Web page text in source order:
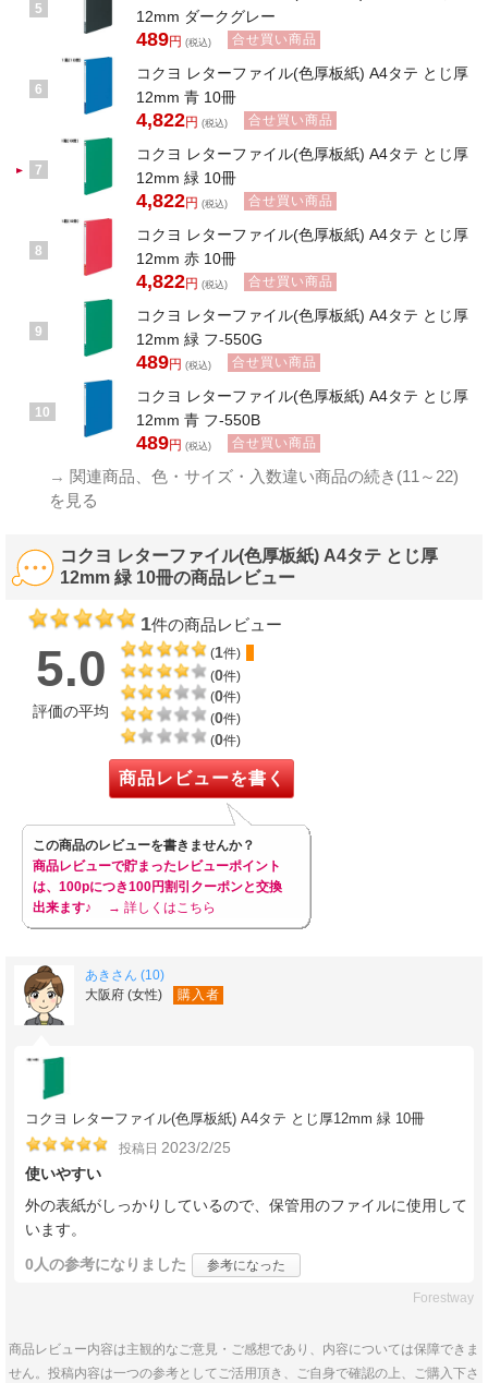
5
12mm ダークグレー
489円 (税込) 合せ買い商品
6
コクヨ レターファイル(色厚板紙) A4タテ とじ厚
12mm 青 10冊
4,822円 (税込) 合せ買い商品
7
コクヨ レターファイル(色厚板紙) A4タテ とじ厚
12mm 緑 10冊
4,822円 (税込) 合せ買い商品
8
コクヨ レターファイル(色厚板紙) A4タテ とじ厚
12mm 赤 10冊
4,822円 (税込) 合せ買い商品
9
コクヨ レターファイル(色厚板紙) A4タテ とじ厚
12mm 緑 フ-550G
489円 (税込) 合せ買い商品
10
コクヨ レターファイル(色厚板紙) A4タテ とじ厚
12mm 青 フ-550B
489円 (税込) 合せ買い商品
→ 関連商品、色・サイズ・入数違い商品の続き(11～22)
を見る
コクヨ レターファイル(色厚板紙) A4タテ とじ厚
12mm 緑 10冊の商品レビュー
1件の商品レビュー
5.0
評価の平均
(1件)
(0件)
(0件)
(0件)
(0件)
商品レビューを書く
この商品のレビューを書きませんか？
商品レビューで貯まったレビューポイント
は、100pにつき100円割引クーポンと交換
出来ます♪
→ 詳しくはこちら
あきさん (10)
大阪府 (女性)
購入者
コクヨ レターファイル(色厚板紙) A4タテ とじ厚12mm 緑 10冊
投稿日 2023/2/25
使いやすい
外の表紙がしっかりしているので、保管用のファイルに使用して
います。
0人の参考になりました 参考になった
Forestway
商品レビュー内容は主観的なご意見・ご感想であり、内容については保障できま
せん。投稿内容は一つの参考としてご活用頂き、ご自身で確認の上、ご購入下さ